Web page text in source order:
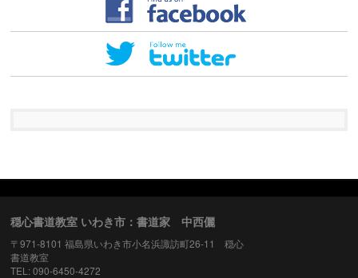
穏心書道教室 いわき市：書道家 中西儷
〒971-8101 福島県いわき市小名浜諏訪町26-11 穏心
書道教室
TEL: 090-6450-4272